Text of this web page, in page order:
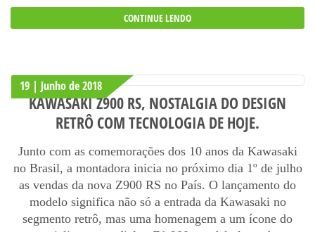
CONTINUE LENDO
19 | Junhode2018
KAWASAKI Z900 RS, NOSTALGIA DO DESIGN
RETRÔ COM TECNOLOGIA DE HOJE.
Junto com as comemorações dos 10 anos da Kawasaki
no Brasil, a montadora inicia no próximo dia 1º de julho
as vendas da nova Z900 RS no País. O lançamento do
modelo significa não só a entrada da Kawasaki no
segmento retrô, mas uma homenagem a um ícone do